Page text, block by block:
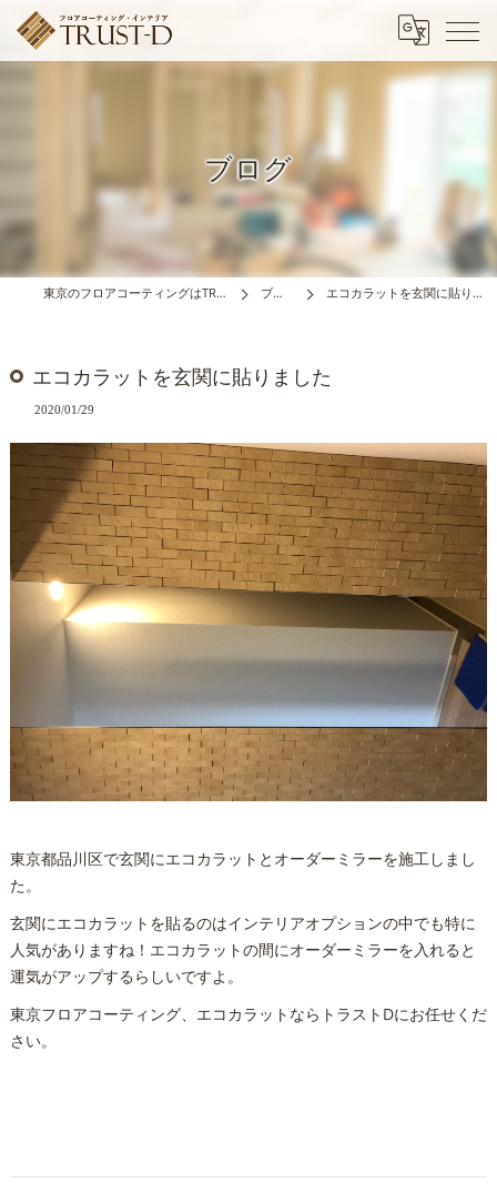
ブログ
東京のフロアコーティングはTRUST-D ブログ エコカラットを玄関に貼りました
エコカラットを玄関に貼りました
2020/01/29
東京都品川区で玄関にエコカラットとオーダーミラーを施工しまし
た。
玄関にエコカラットを貼るのはインテリアオプションの中でも特に
人気がありますね！エコカラットの間にオーダーミラーを入れると
運気がアップするらしいですよ。
東京フロアコーティング、エコカラットならトラストDにお任せくだ
さい。